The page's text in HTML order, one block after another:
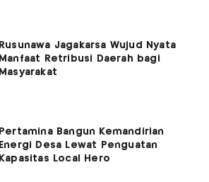
Rusunawa Jagakarsa Wujud Nyata
Manfaat Retribusi Daerah bagi
Masyarakat
Pertamina Bangun Kemandirian
Energi Desa Lewat Penguatan
Kapasitas Local Hero